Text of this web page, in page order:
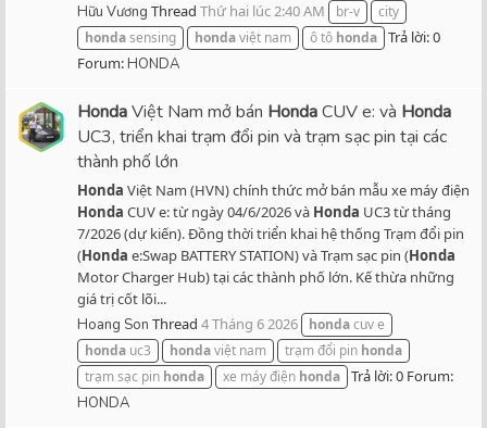
Hữu Vương Thread Thứ hai lúc 2:40 AM br-v
city
hondasensing hondaviệt nam ô tô honda Trả lời: 0
Forum:HONDA
HondaViệt Nam mở bán HondaCUV e: và Honda
UC3, triển khai trạm đổi pin và trạm sạc pin tại các
thành phố lớn
Honda Việt Nam (HVN) chính thức mở bán mẫu xe máy điện
Honda CUV e: từ ngày 04/6/2026 và Honda UC3 từ tháng
7/2026 (dự kiến). Đồng thời triển khai hệ thống Trạm đổi pin
(Honda e:Swap BATTERY STATION) và Trạm sạc pin (Honda
Motor Charger Hub) tại các thành phố lớn. Kế thừa những
giá trị cốt lõi...
Hoang Son Thread 4 Tháng 6 2026 hondacuv e
honda uc3 hondaviệt nam trạm đổi pin honda
trạm sạc pin honda xe máy điện honda Trả lời: 0 Forum:
HONDA